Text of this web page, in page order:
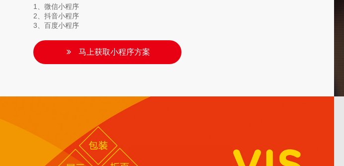
1、微信小程序
2、抖音小程序
3、百度小程序
马上获取小程序方案